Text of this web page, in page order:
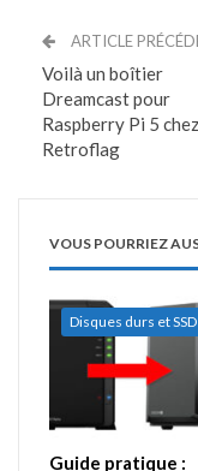
ARTICLE
Voilà un boîtier
Dreamcast pour
Raspberry Pi 5 chez
Retroflag
VOUS POURRIEZ
Disques durs et SSD
Guide pratique :